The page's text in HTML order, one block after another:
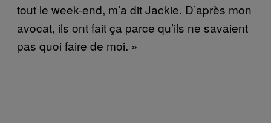
tout le week-end, m’a dit Jackie. D’après mon
avocat, ils ont fait ça parce qu’ils ne savaient
pas quoi faire de moi. »